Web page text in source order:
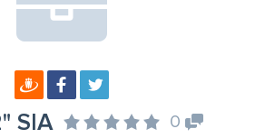
SIA 0